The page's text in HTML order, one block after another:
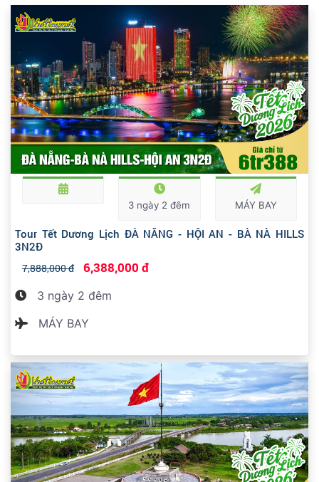
3 ngày 2 đêm MÁY BAY
Tour Tết Dương Lịch ĐÀ NẴNG - HỘI AN - BÀ NÀ HILLS
3N2Đ
7,888,000 đ 6,388,000 đ
3 ngày 2 đêm
MÁY BAY